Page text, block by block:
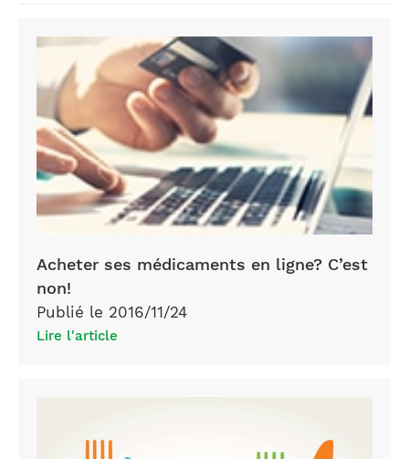
Achat
médicaments
en
ligne
Acheter ses médicaments en ligne? C’est
non!
Publié le 2016/11/24
Lire l'article